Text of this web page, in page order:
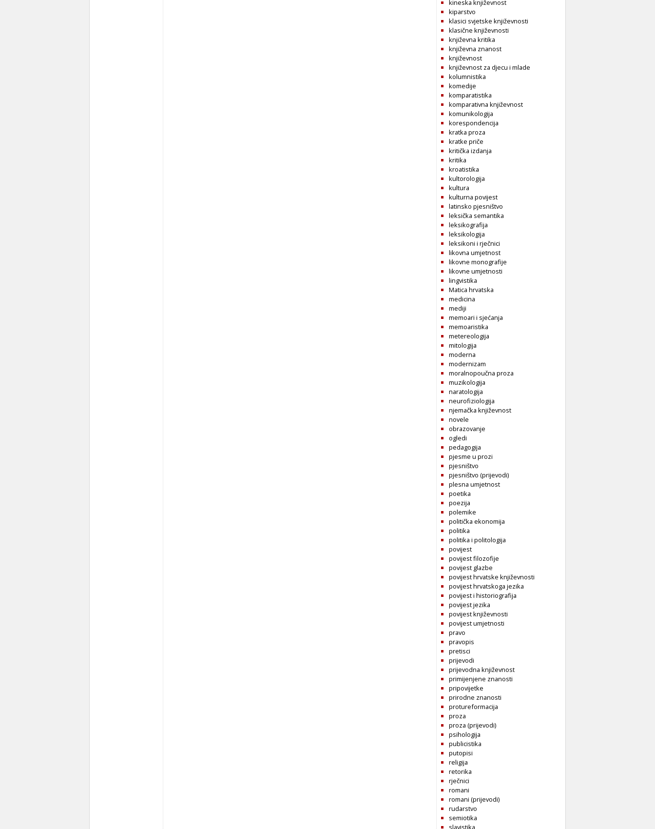
kineska književnost
kiparstvo
klasici svjetske književnosti
klasične književnosti
književna kritika
književna znanost
književnost
književnost za djecu i mlade
kolumnistika
komedije
komparatistika
komparativna književnost
komunikologija
korespondencija
kratka proza
kratke priče
kritička izdanja
kritika
kroatistika
kultorologija
kultura
kulturna povijest
latinsko pjesništvo
leksička semantika
leksikografija
leksikologija
leksikoni i rječnici
likovna umjetnost
likovne monografije
likovne umjetnosti
lingvistika
Matica hrvatska
medicina
mediji
memoari i sjećanja
memoaristika
metereologija
mitologija
moderna
modernizam
moralnopoučna proza
muzikologija
naratologija
neurofiziologija
njemačka književnost
novele
obrazovanje
ogledi
pedagogija
pjesme u prozi
pjesništvo
pjesništvo (prijevodi)
plesna umjetnost
poetika
poezija
polemike
politička ekonomija
politika
politika i politologija
povijest
povijest filozofije
povijest glazbe
povijest hrvatske književnosti
povijest hrvatskoga jezika
povijest i historiografija
povijest jezika
povijest književnosti
povijest umjetnosti
pravo
pravopis
pretisci
prijevodi
prijevodna književnost
primijenjene znanosti
pripovijetke
prirodne znanosti
protureformacija
proza
proza (prijevodi)
psihologija
publicistika
putopisi
religija
retorika
rječnici
romani
romani (prijevodi)
rudarstvo
semiotika
slavistika